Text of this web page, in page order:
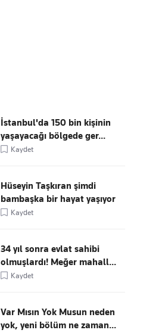
İstanbul'da 150 bin kişinin
yaşayacağı bölgede ger...
Kaydet
Hüseyin Taşkıran şimdi
bambaşka bir hayat yaşıyor
Kaydet
34 yıl sonra evlat sahibi
olmuşlardı! Meğer mahall...
Kaydet
Var Mısın Yok Musun neden
yok, yeni bölüm ne zaman...